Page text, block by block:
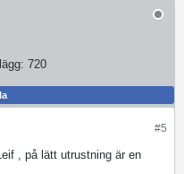
720
#5
, på lätt utrustning är en